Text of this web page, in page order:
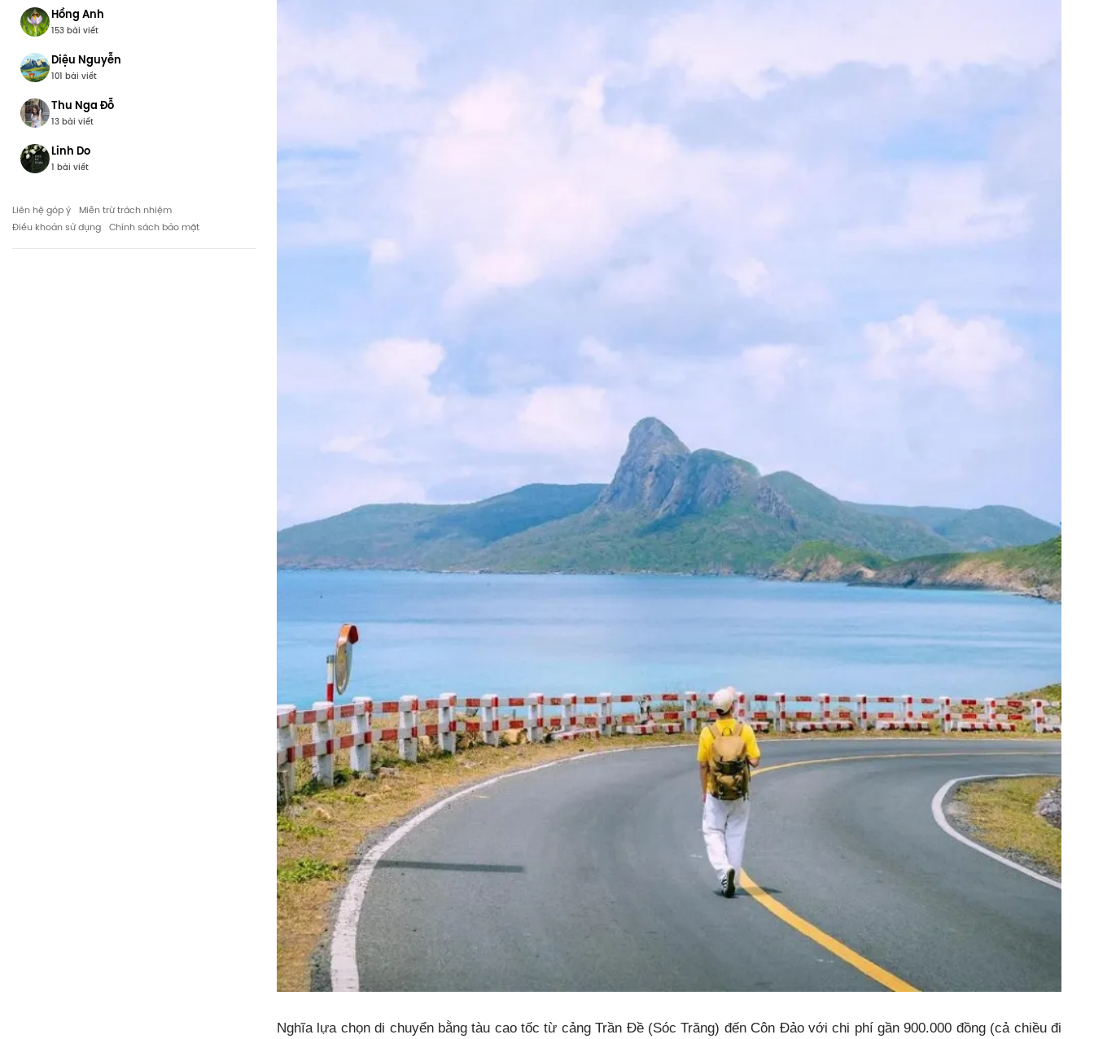
Hồng Anh
153 bài viết
Diệu Nguyễn
101 bài viết
Thu Nga Đỗ
13 bài viết
Linh Do
1 bài viết
Liên hệ góp ý
Miễn trừ trách nhiệm
Điều khoản sử dụng
Chính sách bảo mật
Nghĩa lựa chọn di chuyển bằng tàu cao tốc từ cảng Trần Đề (Sóc Trăng) đến Côn Đảo với chi phí gần 900.000 đồng (cả chiều đi